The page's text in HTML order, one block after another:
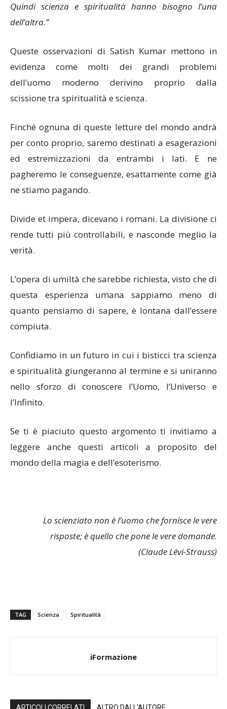
Quindi scienza e spiritualità hanno bisogno l’una
dell’altra.”
Queste osservazioni di Satish Kumar mettono in
evidenza come molti dei grandi problemi
dell’uomo moderno derivino proprio dalla
scissione tra spiritualità e scienza.
Finché ognuna di queste letture del mondo andrà
per conto proprio, saremo destinati a esagerazioni
ed estremizzazioni da entrambi i lati. E ne
pagheremo le conseguenze, esattamente come già
ne stiamo pagando.
Divide et impera, dicevano i romani. La divisione ci
rende tutti più controllabili, e nasconde meglio la
verità.
L’opera di umiltà che sarebbe richiesta, visto che di
questa esperienza umana sappiamo meno di
quanto pensiamo di sapere, è lontana dall’essere
compiuta.
Confidiamo in un futuro in cui i bisticci tra scienza
e spiritualità giungeranno al termine e si uniranno
nello sforzo di conoscere l’Uomo, l’Universo e
l’Infinito.
Se ti è piaciuto questo argomento ti invitiamo a
leggere anche questi articoli a proposito del
mondo della magia e dell’esoterismo.
Lo scienziato non è l’uomo che fornisce le vere
risposte; è quello che pone le vere domande.
(Claude Lévi-Strauss)
TAG Scienza Spiritualità
iFormazione